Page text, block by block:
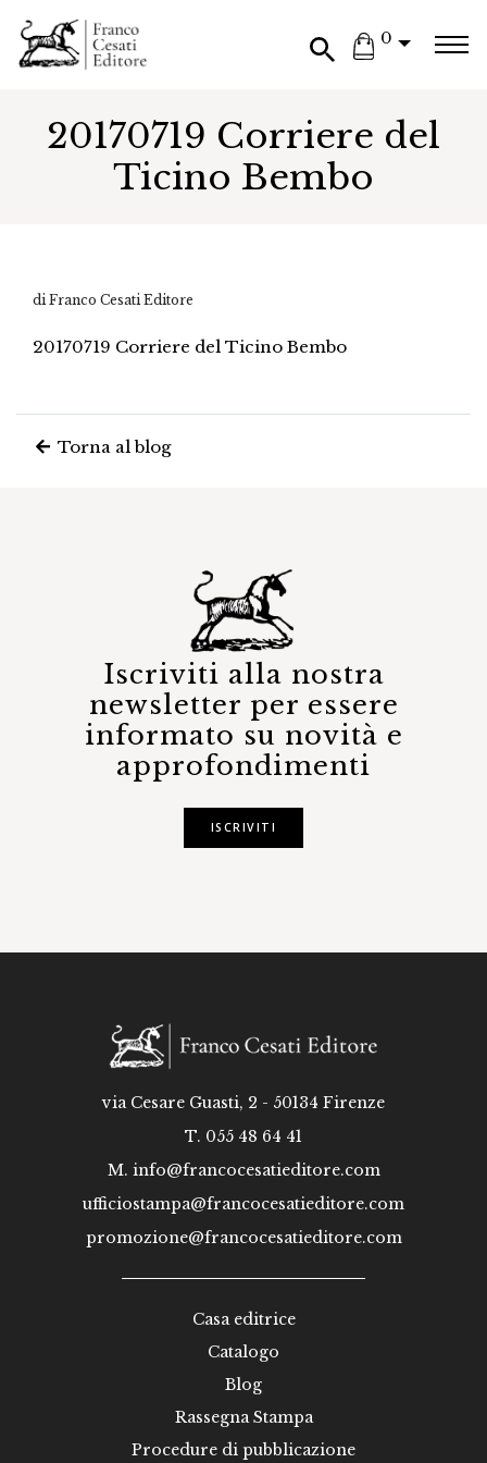
0
20170719 Corriere del
Ticino Bembo
di Franco Cesati Editore
20170719 Corriere del Ticino Bembo
Torna al blog
Iscriviti alla nostra
newsletter per essere
informato su novità e
approfondimenti
ISCRIVITI
via Cesare Guasti, 2 - 50134 Firenze
T. 055 48 64 41
M. info@francocesatieditore.com
ufficiostampa@francocesatieditore.com
promozione@francocesatieditore.com
Casa editrice
Catalogo
Blog
Rassegna Stampa
Procedure di pubblicazione